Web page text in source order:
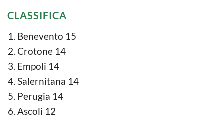
CLASSIFICA
Benevento 15
Crotone 14
Empoli 14
Salernitana 14
Perugia 14
Ascoli 12